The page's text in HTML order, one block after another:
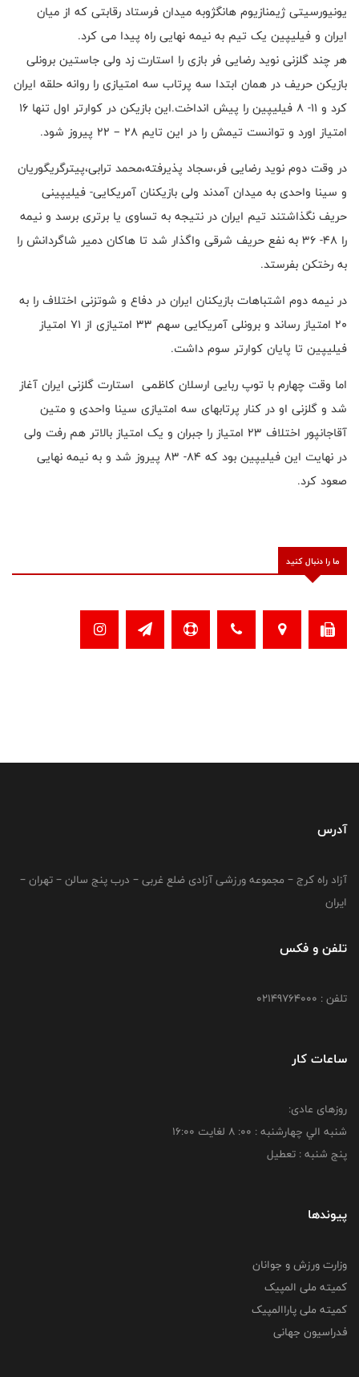
یونیورسیتی ژیمنازیوم هانگژوبه میدان فرستاد رقابتی که از میان
ایران و فیلیپین یک تیم به نیمه نهایی راه پیدا می کرد.
هر چند گلزنی نوید رضایی فر بازی را استارت زد ولی جاستین برونلی
بازیکن حریف در همان ابتدا سه پرتاب سه امتیازی را روانه حلقه ایران
کرد و 11- 8 فیلیپین را پیش انداخت.این بازیکن در کوارتر اول تنها 16
امتیاز اورد و توانست تیمش را در این تایم 28 – 22 پیروز شود.
در وقت دوم نوید رضایی فر،سجاد پذیرفته،محمد ترابی،پیترگریگوریان
و سینا واحدی به میدان آمدند ولی بازیکنان آمریکایی- فیلیپینی
حریف نگذاشتند تیم ایران در نتیجه به تساوی یا برتری برسد و نیمه
را 48- 36 به نفع حریف شرقی واگذار شد تا هاکان دمیر شاگردانش را
به رختکن بفرستد.
در نیمه دوم اشتباهات بازیکنان ایران در دفاع و شوتزنی اختلاف را به
20 امتیاز رساند و برونلی آمریکایی سهم 33 امتیازی از 71 امتیاز
فیلیپین تا پایان کوارتر سوم داشت.
اما وقت چهارم با توپ ربایی ارسلان کاظمی استارت گلزنی ایران آغاز
شد و گلزنی او در کنار پرتابهای سه امتیازی سینا واحدی و متین
آقاجانپور اختلاف 23 امتیاز را جبران و یک امتیاز بالاتر هم رفت ولی
در نهایت این فیلیپین بود که 84- 83 پیروز شد و به نیمه نهایی
صعود کرد.
ما را دنبال کنید
آدرس
آزاد راه کرج – مجموعه ورزشی آزادی ضلع غربی – درب پنج سالن – تهران –
ایران
تلفن و فکس
تلفن : 02149764000
ساعات کار
روزهای عادی:
شنبه الي چهارشنبه : 00: 8 لغايت 16:00
پنج شنبه : تعطیل
پیوندها
وزارت ورزش و جوانان
کمیته ملی المپیک
کمیته ملی پاراالمپیک
فدراسیون جهانی